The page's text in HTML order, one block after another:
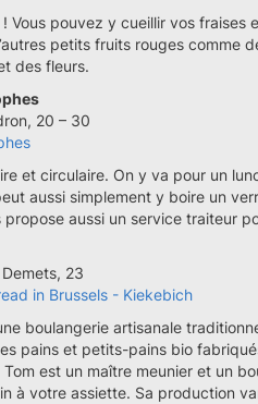
Vous pouvez y cueillir vos fraises
petits fruits rouges comme
des fleurs.
20 – 30
et circulaire. On y va pour un
aussi simplement y boire un
propose aussi un service traiteur
23
in Brussels - Kiekebich
boulangerie artisanale
pains et petits-pains bio
est un maître meunier et un
à votre assiette. Sa production